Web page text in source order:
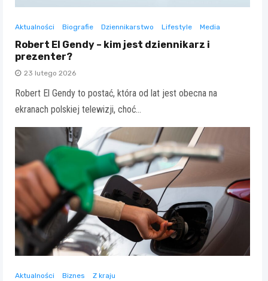
Aktualności Biografie Dziennikarstwo Lifestyle Media
Robert El Gendy – kim jest dziennikarz i
prezenter?
23 lutego 2026
Robert El Gendy to postać, która od lat jest obecna na
ekranach polskiej telewizji, choć…
Aktualności Biznes Z kraju